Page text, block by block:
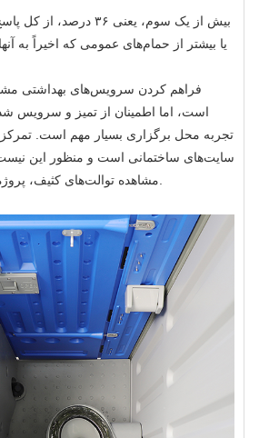
بیش از یک سوم، یعنی ۳۶
یا بیشتر از حمام‌های عمومی که اخیراً به
فراهم کردن سرویس‌های بهداشتی
است، اما اطمینان از تمیز و سرویس
تجربه محل برگزاری بسیار مهم است. تمرکز
سایت‌های ساختمانی است و منظور این